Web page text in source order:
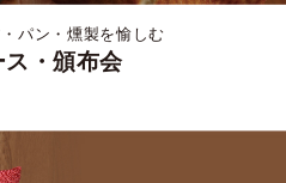
パン・燻製を愉しむ
ス・頒布会